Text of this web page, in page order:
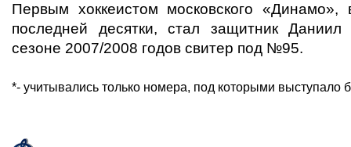
Первым хоккеистом московского
последней десятки, стал защитник
сезоне 2007/2008 годов свитер под №95.
*- учитывались только номера, под которыми выступало